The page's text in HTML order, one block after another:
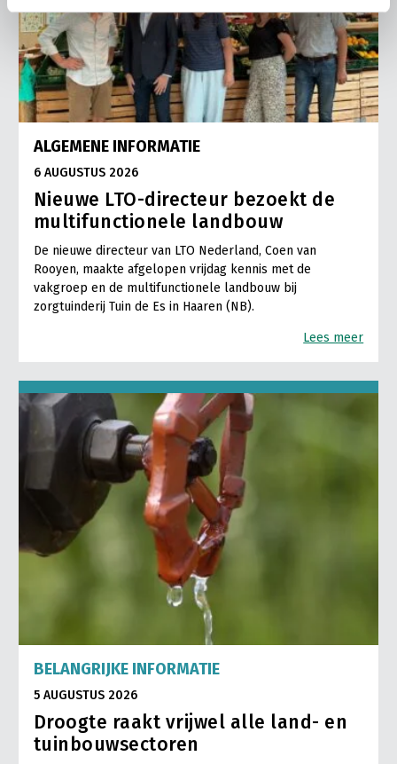
ALGEMENE INFORMATIE
6 AUGUSTUS 2026
Nieuwe LTO-directeur bezoekt de
multifunctionele landbouw
De nieuwe directeur van LTO Nederland, Coen van
Rooyen, maakte afgelopen vrijdag kennis met de
vakgroep en de multifunctionele landbouw bij
zorgtuinderij Tuin de Es in Haaren (NB).
Lees meer
BELANGRIJKE INFORMATIE
5 AUGUSTUS 2026
Droogte raakt vrijwel alle land- en
tuinbouwsectoren